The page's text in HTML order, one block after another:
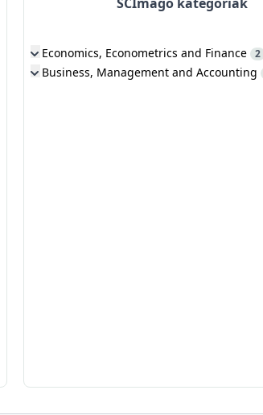
Economics, Econometrics and Finance 2
Business, Management and Accounting